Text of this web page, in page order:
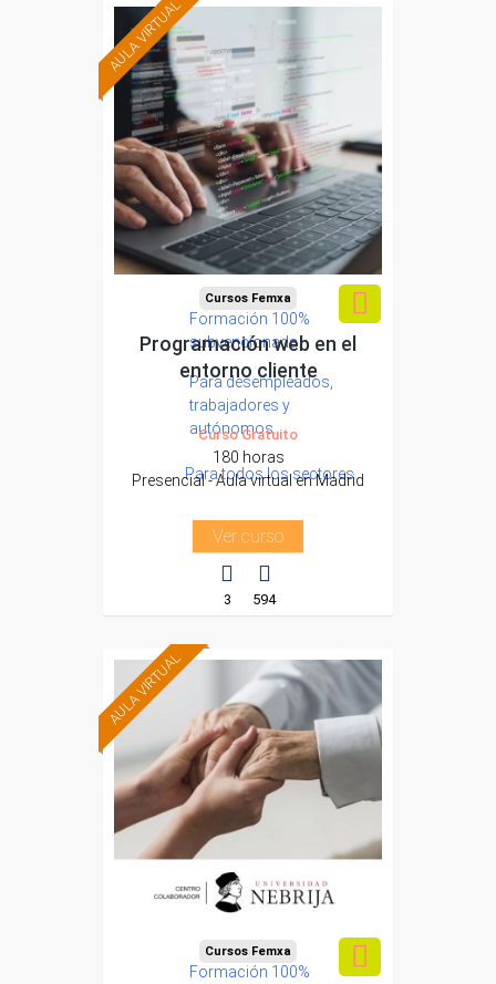
AULA VIRTUAL
Formación 100%
subvencionada.
Para desempleados,
trabajadores y
autónomos.
Para todos los sectores.
Cursos Femxa
Programación web en el
entorno cliente
Curso Gratuito
180 horas
Presencial - Aula virtual en Madrid
Ver curso
3 594
AULA VIRTUAL
Formación 100%
Cursos Femxa